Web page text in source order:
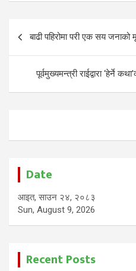
Post
navigation
बाढी पहिरोमा परी एक सय जनाको
पूर्वमुख्यमन्त्री राईद्वारा ‘हेर्ने
Date
आइत, साउन २४, २०८३
Sun, August 9, 2026
Recent Posts